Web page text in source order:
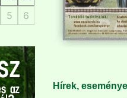
5 6
Hírek,